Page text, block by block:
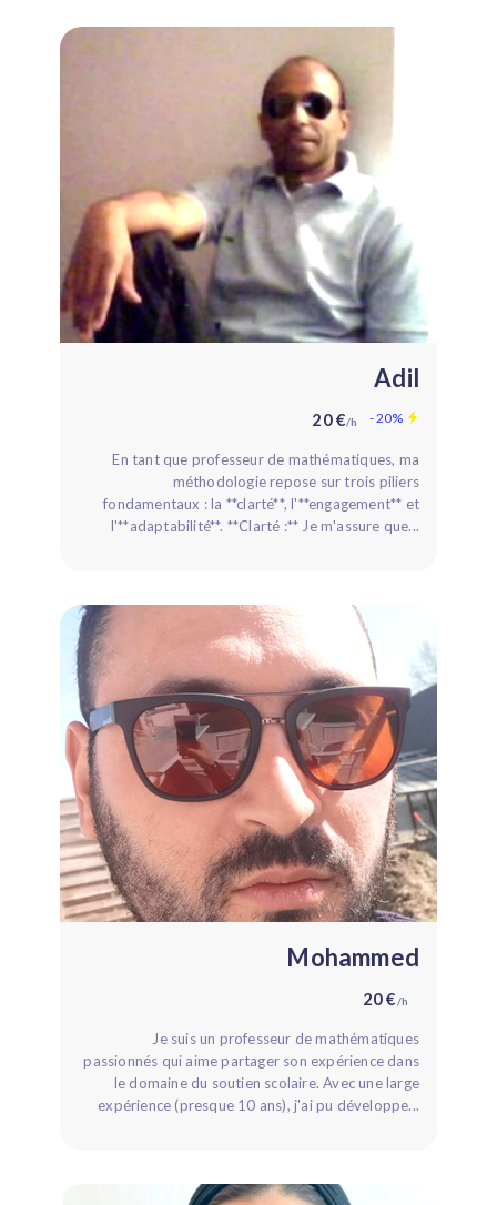
adil
20 €/h - 20%
En tant que professeur de mathématiques, ma
méthodologie repose sur trois piliers
fondamentaux : la **clarté**, l'**engagement** et
l'**adaptabilité**. **Clarté :** Je m'assure que...
Mohammed
20 €/h
Je suis un professeur de mathématiques
passionnés qui aime partager son expérience dans
le domaine du soutien scolaire. Avec une large
expérience (presque 10 ans), j'ai pu développe...